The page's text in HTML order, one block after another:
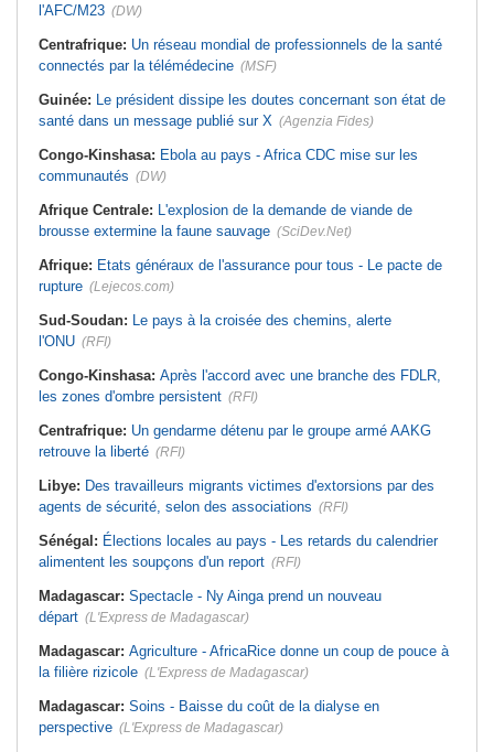
l'AFC/M23 (DW)
Centrafrique: Un réseau mondial de professionnels de la santé
connectés par la télémédecine (MSF)
Guinée: Le président dissipe les doutes concernant son état de
santé dans un message publié sur X (Agenzia Fides)
Congo-Kinshasa: Ebola au pays - Africa CDC mise sur les
communautés (DW)
Afrique Centrale: L'explosion de la demande de viande de
brousse extermine la faune sauvage (SciDev.Net)
Afrique: Etats généraux de l'assurance pour tous - Le pacte de
rupture (Lejecos.com)
Sud-Soudan: Le pays à la croisée des chemins, alerte
l'ONU (RFI)
Congo-Kinshasa: Après l'accord avec une branche des FDLR,
les zones d'ombre persistent (RFI)
Centrafrique: Un gendarme détenu par le groupe armé AAKG
retrouve la liberté (RFI)
Libye: Des travailleurs migrants victimes d'extorsions par des
agents de sécurité, selon des associations (RFI)
Sénégal: Élections locales au pays - Les retards du calendrier
alimentent les soupçons d'un report (RFI)
Madagascar: Spectacle - Ny Ainga prend un nouveau
départ (L'Express de Madagascar)
Madagascar: Agriculture - AfricaRice donne un coup de pouce à
la filière rizicole (L'Express de Madagascar)
Madagascar: Soins - Baisse du coût de la dialyse en
perspective (L'Express de Madagascar)